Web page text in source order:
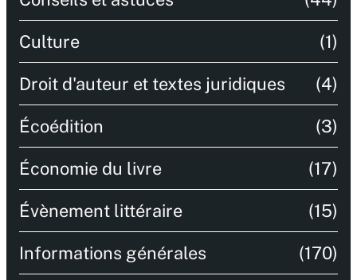
Culture (1)
Droit d'auteur et textes juridiques (4)
Écoédition (3)
Économie du livre (17)
Évènement littéraire (15)
Informations générales (170)